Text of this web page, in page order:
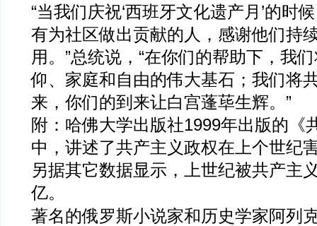
“当我们庆祝‘西班牙文化遗产月’的时
有为社区做出贡献的人，感谢他们持
用。”总统说，“在你们的帮助下，我
仰、家庭和自由的伟大基石；我们将
来，你们的到来让白宫蓬荜生辉。”
附：哈佛大学出版社1999年出版的《
中，讲述了共产主义政权在上个世纪
另据其它数据显示，上世纪被共产主
亿。
著名的俄罗斯小说家和历史学家阿列